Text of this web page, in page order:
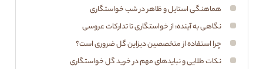
هماهنگی استایل و ظاهر در شب خواستگاری
نگاهی به آینده: از خواستگاری تا تدارکات عروسی
چرا استفاده از متخصصین دیزاین گل ضروری است؟
نکات طلایی و نبایدهای مهم در خرید گل خواستگاری